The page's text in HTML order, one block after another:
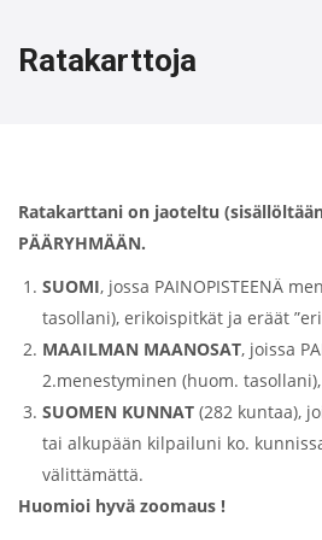
Ratakarttoja
Ratakarttani on jaoteltu
PÄÄRYHMÄÄN.
SUOMI, jossa PAINOPISTEENÄ
tasollani), erikoispitkät ja eräät
MAAILMAN MAANOSAT, joissa
2.menestyminen (huom. tasollani),
SUOMEN KUNNAT (282 kuntaa),
tai alkupään kilpailuni ko.
välittämättä.
Huomioi hyvä zoomaus !